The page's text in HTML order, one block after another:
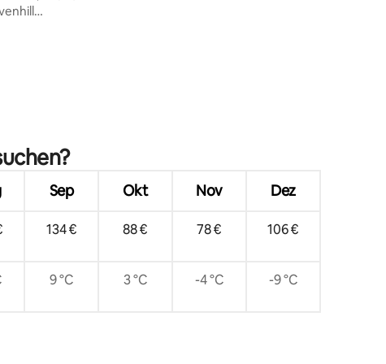
67 Bewertungen
Sep Okt Nov Dez
134 € 88 € 78 € 106 €
9 °C 3 °C -4 °C -9 °C